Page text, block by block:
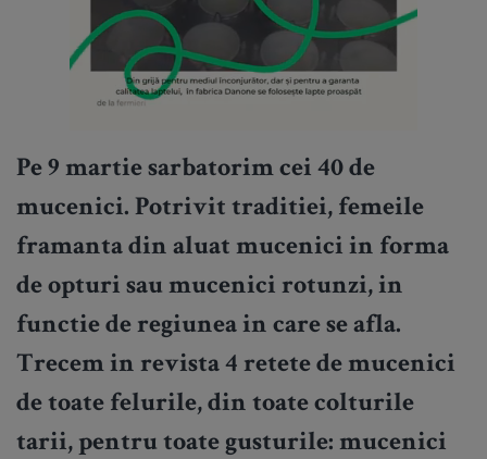
Pe 9 martie sarbatorim cei 40 de
mucenici. Potrivit traditiei, femeile
framanta din aluat mucenici in forma
de opturi sau mucenici rotunzi, in
functie de regiunea in care se afla.
Trecem in revista 4 retete de mucenici
de toate felurile, din toate colturile
tarii, pentru toate gusturile: mucenici